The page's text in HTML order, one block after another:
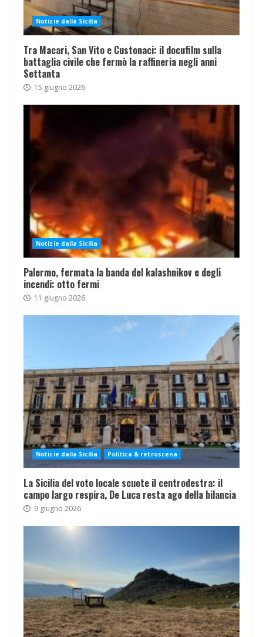
Notizie dalla Sicilia
Tra Macari, San Vito e Custonaci: il docufilm sulla
battaglia civile che fermò la raffineria negli anni
Settanta
15 giugno 2026
Notizie dalla Sicilia
Palermo, fermata la banda del kalashnikov e degli
incendi: otto fermi
11 giugno 2026
Notizie dalla Sicilia Politica & retroscena
La Sicilia del voto locale scuote il centrodestra: il
campo largo respira, De Luca resta ago della bilancia
9 giugno 2026